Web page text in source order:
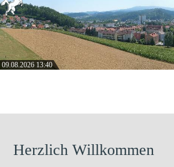
09.08.2026 13:40
Herzlich Willkommen